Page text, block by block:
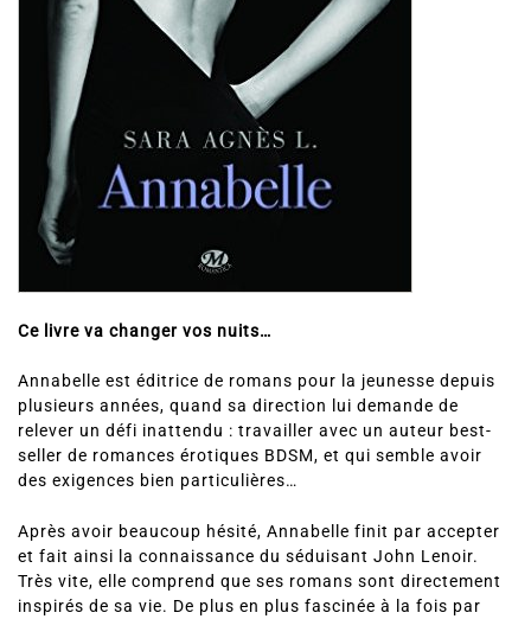
Ce livre va changer vos nuits…
Annabelle est éditrice de romans pour la jeunesse depuis
plusieurs années, quand sa direction lui demande de
relever un défi inattendu : travailler avec un auteur best-
seller de romances érotiques BDSM, et qui semble avoir
des exigences bien particulières…
Après avoir beaucoup hésité, Annabelle finit par accepter
et fait ainsi la connaissance du séduisant John Lenoir.
Très vite, elle comprend que ses romans sont directement
inspirés de sa vie. De plus en plus fascinée à la fois par